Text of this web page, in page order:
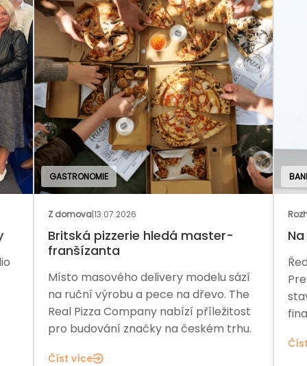
GASTRONOMIE
Z domova|13.07.2026
Britská pizzerie hledá master-
franšízanta
Místo masového delivery modelu sází
na ruční výrobu a pece na dřevo. The
Real Pizza Company nabízí příležitost
pro budování značky na českém trhu.
Číst více